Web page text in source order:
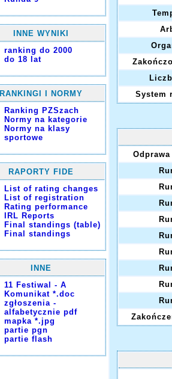
INNE WYNIKI
ranking do 2000
do 18 lat
RANKINGI I NORMY
Ranking PZSzach
Normy na kategorie
Normy na klasy
sportowe
RAPORTY FIDE
List of rating changes
List of registration
Rating performance
IRL Reports
Final standings (table)
Final standings
INNE
11 Festiwal - A
Komunikat *.doc
zgłoszenia -
alfabetycznie pdf
mapka *.jpg
partie pgn
partie flash
System